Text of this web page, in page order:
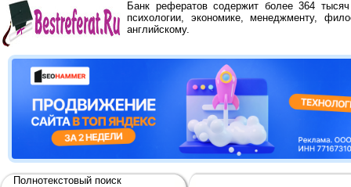
Банк рефератов содержит более 364
психологии, экономике, менеджменту,
английскому.
Полнотекстовый поиск